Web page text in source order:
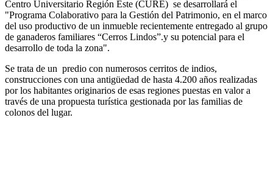
Centro Universitario Región Este (CURE) se desarrollará el
"Programa Colaborativo para la Gestión del Patrimonio, en el marco
del uso productivo de un inmueble recientemente entregado al grupo
de ganaderos familiares “Cerros Lindos”.y su potencial para el
desarrollo de toda la zona".
Se trata de un predio con numerosos cerritos de indios,
construcciones con una antigüedad de hasta 4.200 años realizadas
por los habitantes originarios de esas regiones puestas en valor a
través de una propuesta turística gestionada por las familias de
colonos del lugar.